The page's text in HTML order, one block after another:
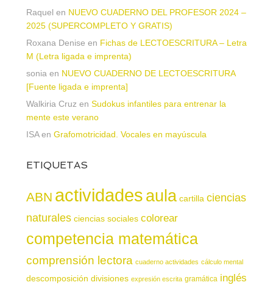
Raquel en NUEVO CUADERNO DEL PROFESOR 2024 –
2025 (SUPERCOMPLETO Y GRATIS)
Roxana Denise en Fichas de LECTOESCRITURA – Letra
M (Letra ligada e imprenta)
sonia en NUEVO CUADERNO DE LECTOESCRITURA
[Fuente ligada e imprenta]
Walkiria Cruz en Sudokus infantiles para entrenar la
mente este verano
ISAen Grafomotricidad. Vocales en mayúscula
ETIQUETAS
ABN actividadesaula cartilla ciencias
naturales ciencias sociales colorear
competencia matemática
comprensión lectora cuaderno actividades cálculo mental
descomposición divisiones expresión escrita gramática inglés